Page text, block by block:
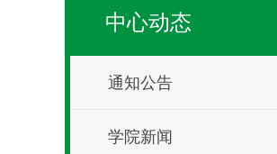
中心动态
通知公告
学院新闻